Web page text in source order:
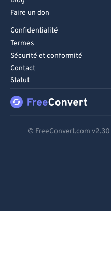
Faire un don
Confidentialité
Termes
Sécurité et conformité
Contact
Statut
© FreeConvert.com v2.30